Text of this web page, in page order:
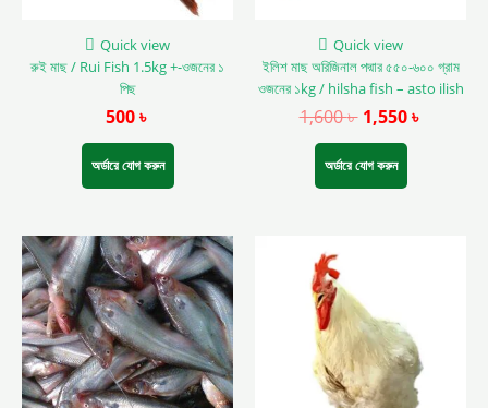
Quick view
রুই মাছ / Rui Fish 1.5kg +-ওজনের ১
পিছ
500৳
অর্ডারে যোগ করুন
Quick view
ইলিশ মাছ অরিজিনাল পদ্মার ৫৫০-৬০০ গ্রাম
ওজনের ১kg / hilsha fish – asto ilish
1,600৳ 1,550৳
অর্ডারে যোগ করুন
This
product
has
multiple
variants.
The
options
may